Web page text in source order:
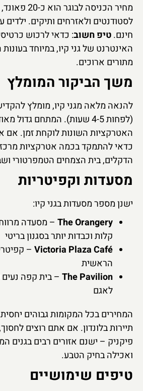
מחיר הכניסה
חינם.טיפ חשוב: כדאי לרכוש
האינטרנט של גני קיו, במיוחד
מתורים ארוכים.
משך הביקור המומלץ
להנאה מלאה מגני קיו, מומלץ
(לפחות 4-5 שעות). המתחם גדול
האטרקציות השונות לוקחת זמן. אם
כדאי להתמקד בכמה אטרקציות
הדקלים, בית הצמחים הטמפרטורי
מסעדות וקפיטריות
ישנן מספר מסעדות בגני קיו:
The Orangery – מסעדה
קלות וכבדות יותר בסגנון בריטי
Victoria Plaza Café
–
הראשית
The Pavilion – בית קפה
לאגם
המחירים בכל המקומות גבוהים
תיירות בלונדון. אם אתם רוצים
פיקניק – ישנם אזורים רבים בגנים
ואכילה בחיק הטבע.
טיפים שימושיים